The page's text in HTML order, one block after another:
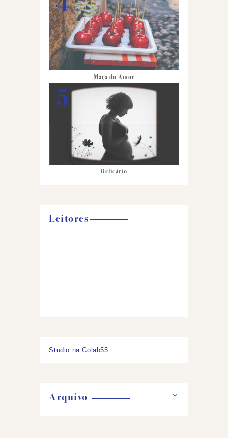
Maça do Amor
Relicário
Leitores
Studio na Colab55
Arquivo